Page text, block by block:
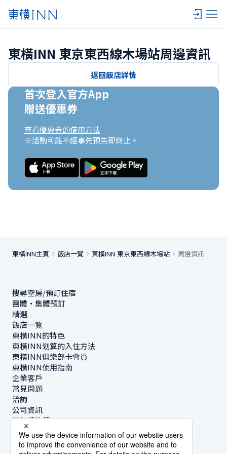
東橫INN 東京東西線木場站周邊資訊
返回飯店詳情
首次登入官方App
贈送優惠券
查看優惠券的使用方法
※活動可能不經事先預告即終止。
東橫INN主頁 飯店一覽 東橫INN 東京東西線木場站 周邊資訊
搜尋空房/預訂住宿
團體・集體預訂
精選
飯店一覽
東橫INN的特色
東橫INN划算的入住方法
東橫INN俱樂部卡會員
東橫INN使用指南
企業客戶
常見問題
洽詢
公司資訊
可持續政策